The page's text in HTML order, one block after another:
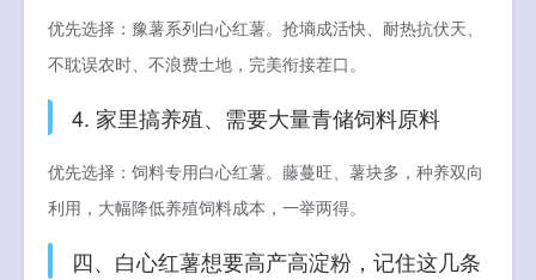
优先选择：豫薯系列白心红薯。抢墒成活快、耐热抗伏天、
不耽误农时、不浪费土地，完美衔接茬口。
4. 家里搞养殖、需要大量青储饲料原料
优先选择：饲料专用白心红薯。藤蔓旺、薯块多，种养双向
利用，大幅降低养殖饲料成本，一举两得。
四、白心红薯想要高产高淀粉，记住这几条